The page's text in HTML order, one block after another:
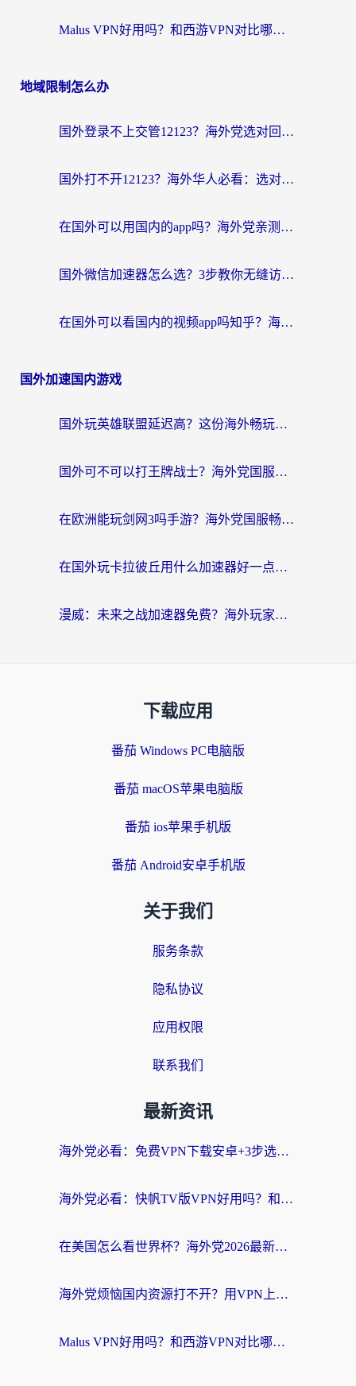
Malus VPN好用吗？和西游VPN对比哪个回国效果更好？海外党亲测后的真实选择
地域限制怎么办
国外登录不上交管12123？海外党选对回国加速器，无缝访问国内资源不发愁
国外打不开12123？海外华人必看：选对回国加速器，无缝访问国内资源
在国外可以用国内的app吗？海外党亲测有效的回国加速方案
国外微信加速器怎么选？3步教你无缝访问国内资源（附避坑指南）
在国外可以看国内的视频app吗知乎？海外党亲测有效的追剧解决方案
国外加速国内游戏
国外玩英雄联盟延迟高？这份海外畅玩国服游戏的加速器终极指南帮你搞定
国外可不可以打王牌战士？海外党国服游戏加速终极指南（附3款热门游戏实测）
在欧洲能玩剑网3吗手游？海外党国服畅玩终极攻略（附三大热门游戏解决方案）
在国外玩卡拉彼丘用什么加速器好一点？海外党亲测有效的国服游戏加速指南
漫威：未来之战加速器免费？海外玩家国服畅玩终极指南（附一梦江湖弈剑行解决方案）
下载应用
番茄 Windows PC电脑版
番茄 macOS苹果电脑版
番茄 ios苹果手机版
番茄 Android安卓手机版
关于我们
服务条款
隐私协议
应用权限
联系我们
最新资讯
海外党必看：免费VPN下载安卓+3步选对国外到国内加速器，无缝刷国内资源
海外党必看：快帆TV版VPN好用吗？和斧牛手游VPN对比哪个回国效果更好？附电脑翻墙回国实用技巧
在美国怎么看世界杯？海外党2026最新回国加速器指南：从影音到游戏全搞定
海外党烦恼国内资源打不开？用VPN上海节点+这几点，轻松搞定回国加速！
Malus VPN好用吗？和西游VPN对比哪个回国效果更好？海外党亲测后的真实选择